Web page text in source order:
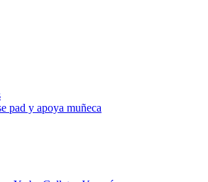
pad y apoya muñeca